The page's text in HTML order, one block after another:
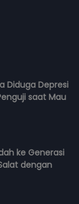
Diduga Depresi
saat Mau
ke Generasi
dengan